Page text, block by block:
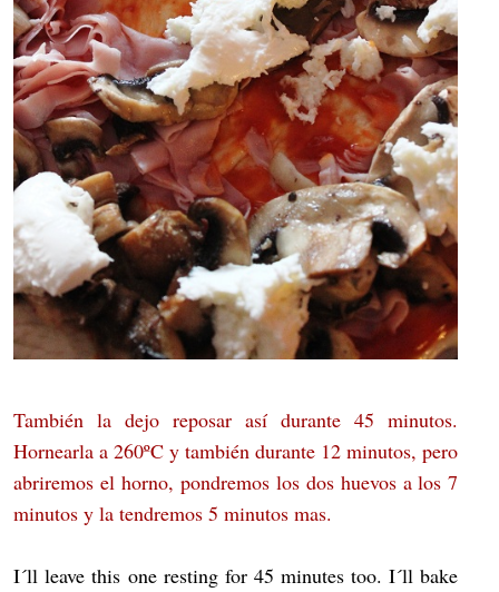
También la dejo reposar así durante 45 minutos.
Hornearla a 260ºC y también durante 12 minutos, pero
abriremos el horno, pondremos los dos huevos a los 7
minutos y la tendremos 5 minutos mas.
I´ll leave this one resting for 45 minutes too. I´ll bake